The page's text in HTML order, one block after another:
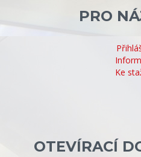
PRO
Ke
OTEVÍRACÍ